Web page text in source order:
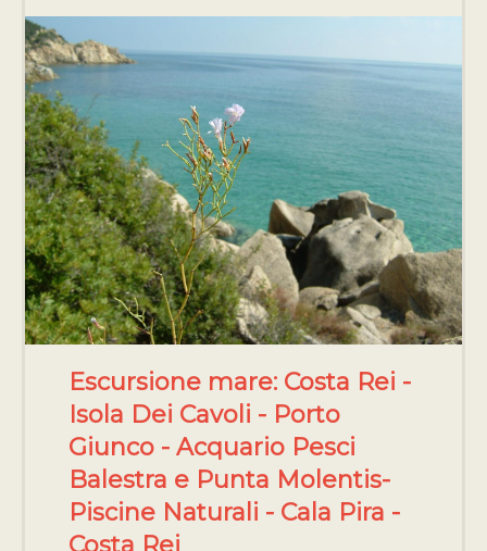
Escursione mare: Costa Rei -
Isola Dei Cavoli - Porto
Giunco - Acquario Pesci
Balestra e Punta Molentis-
Piscine Naturali - Cala Pira -
Costa Rei